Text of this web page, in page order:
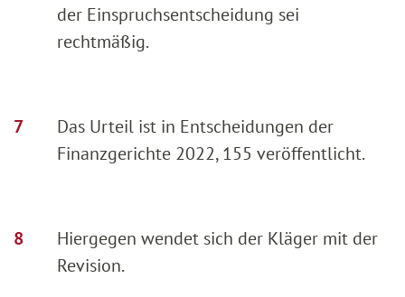
der Einspruchsentscheidung sei
rechtmäßig.
Das Urteil ist in Entscheidungen der
Finanzgerichte 2022, 155 veröffentlicht.
Hiergegen wendet sich der Kläger mit der
Revision.